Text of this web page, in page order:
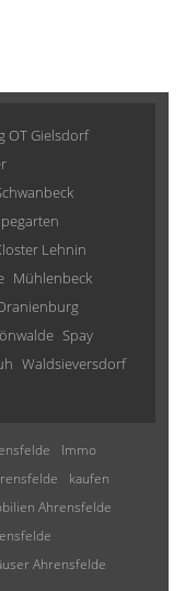
OT Gielsdorf
Lehnin
Mühlenbeck
Spay
Waldsieversdorf
Immo
kaufen
Ahrensfelde
Ahrensfelde